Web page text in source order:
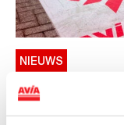
NIEUWS
AVIA VOLT
landelijke